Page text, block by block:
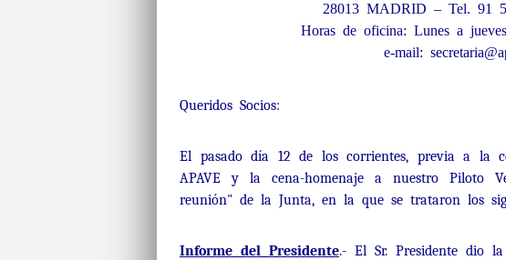
28013 MADRID – Tel. 91
Horas de oficina: Lunes a
e-mail:
Queridos Socios:
El pasado día 12 de los corrientes, previa a la
APAVE y la cena-homenaje a nuestro Piloto
reunión" de la Junta, en la que se trataron los
Informe del Presidente.- El Sr. Presidente dio